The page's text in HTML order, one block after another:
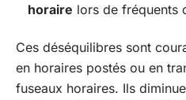
horaire lors de fréquents
Ces déséquilibres sont
en horaires postés ou en
fuseaux horaires. Ils